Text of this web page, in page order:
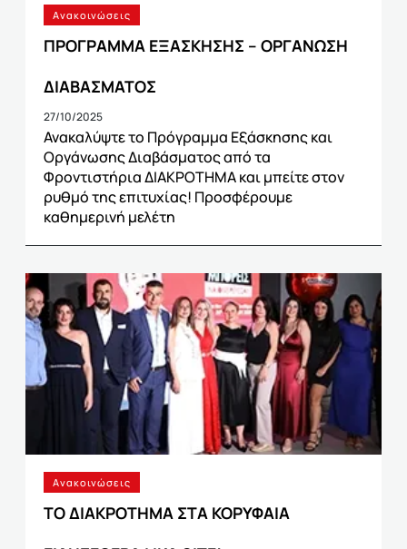
Ανακοινώσεις
ΠΡΟΓΡΑΜΜΑ ΕΞΑΣΚΗΣΗΣ – ΟΡΓΑΝΩΣΗ
ΔΙΑΒΑΣΜΑΤΟΣ
27/10/2025
Ανακαλύψτε το Πρόγραμμα Εξάσκησης και
Οργάνωσης Διαβάσματος από τα
Φροντιστήρια ΔΙΑΚΡΟΤΗΜΑ και μπείτε στον
ρυθμό της επιτυχίας! Προσφέρουμε
καθημερινή μελέτη
Ανακοινώσεις
TO ΔΙΑΚΡΟΤΗΜΑ ΣΤΑ ΚΟΡΥΦΑΙΑ